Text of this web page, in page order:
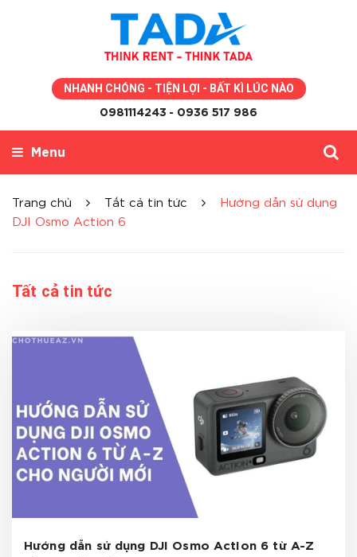
NHANH CHÓNG - TIỆN LỢI - BẤT KÌ LÚC NÀO
0981114243 - 0936 517 986
Menu
Trang chủ Tất cả tin tức
Hướng dẫn sử dụng
DJI Osmo Action 6
Tất cả tin tức
Hướng dẫn sử dụng DJI Osmo Action 6 từ A-Z